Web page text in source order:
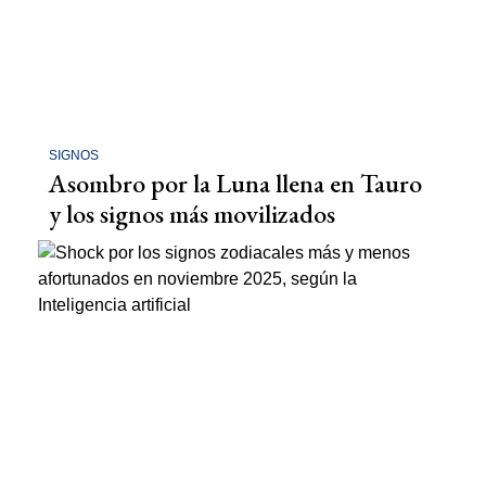
SIGNOS
Asombro por la Luna llena en Tauro
y los signos más movilizados